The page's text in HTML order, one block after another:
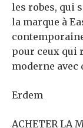
les robes, qui
la marque à
pour ceux qui
moderne avec
Erdem
ACHETER LA